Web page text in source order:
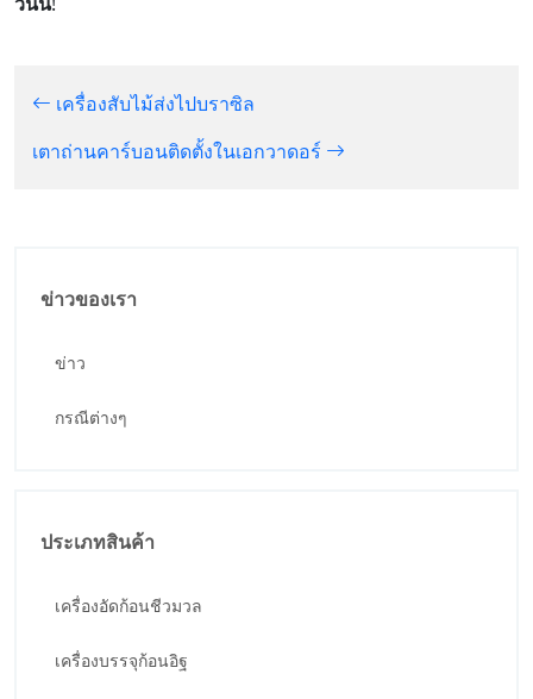
ข่าวของเรา
ข่าว
กรณีต่างๆ
ประเภทสินค้า
เครื่องอัดก้อนชีวมวล
เครื่องบรรจุก้อนอิฐ
เครื่องสับไม้ส่งไปบราซิล
เตาถ่านคาร์บอนติดตั้งในเอกวาดอร์